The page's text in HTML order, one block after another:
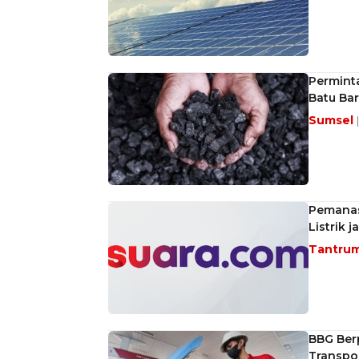
Batu
Sumsel
Listrik
BBG